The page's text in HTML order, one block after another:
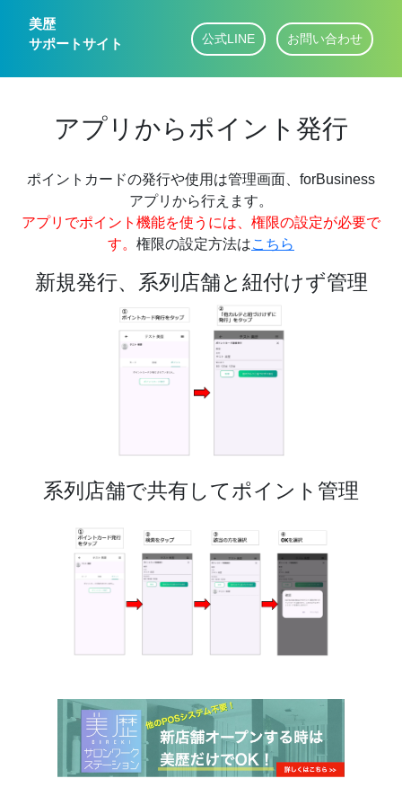
美歴
サポートサイト
公式LINE お問い合わせ
アプリからポイント発行
ポイントカードの発行や使用は管理画面、forBusiness
アプリから行えます。
アプリでポイント機能を使うには、権限の設定が必要で
す。 権限の設定方法はこちら
新規発行、系列店舗と紐付けず管理
系列店舗で共有してポイント管理